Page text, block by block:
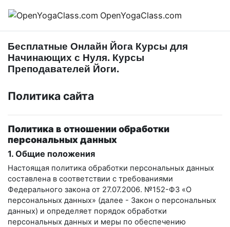
OpenYogaClass.com
Бесплатные Онлайн Йога Курсы для
Начинающих с Нуля. Курсы
Преподавателей Йоги.
Политика сайта
Политика в отношении обработки
персональных данных
1. Общие положения
Настоящая политика обработки персональных данных
составлена в соответствии с требованиями
Федерального закона от 27.07.2006. №152-ФЗ «О
персональных данных» (далее - Закон о персональных
данных) и определяет порядок обработки
персональных данных и меры по обеспечению